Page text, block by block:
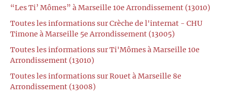
“Les Ti’ Mômes” à Marseille 10e Arrondissement (13010)
Toutes les informations sur Crèche de l'internat - CHU
Timone à Marseille 5e Arrondissement (13005)
Toutes les informations sur Ti'Mômes à Marseille 10e
Arrondissement (13010)
Toutes les informations sur Rouet à Marseille 8e
Arrondissement (13008)